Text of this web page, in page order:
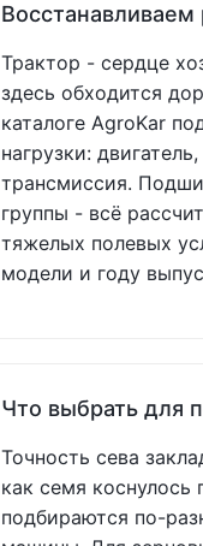
Восстанавливаем
Трактор - сердце
здесь обходится
каталоге AgroKar
нагрузки:
трансмиссия.
группы - всё
тяжелых полевых
модели и году
Что выбрать для
Точность сева
как семя коснулось
подбираются по-